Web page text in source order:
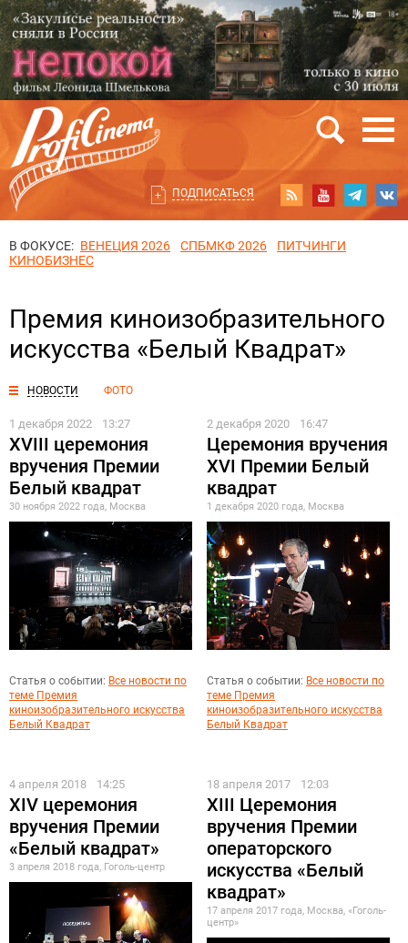
ПОДПИСАТЬСЯ
В ФОКУСЕ: ВЕНЕЦИЯ 2026 СПБМКФ 2026
ПИТЧИНГИ
КИНОБИЗНЕС
Премия киноизобразительного
искусства «Белый Квадрат»
НОВОСТИ ФОТО
1 декабря 2022 13:27
XVIII церемония
вручения Премии
Белый квадрат
30 ноября 2022 года, Москва
Статья о событии: Все новости по
теме Премия
киноизобразительного искусства
Белый Квадрат
2 декабря 2020 16:47
Церемония вручения
XVI Премии Белый
квадрат
1 декабря 2020 года, Москва
Статья о событии: Все новости по
теме Премия
киноизобразительного искусства
Белый Квадрат
4 апреля 2018 14:25
XIV церемония
вручения Премии
«Белый квадрат»
3 апреля 2018 года, Гоголь-центр
18 апреля 2017 12:03
XIII Церемония
вручения Премии
операторского
искусства «Белый
квадрат»
17 апреля 2017 года, Москва, «Гоголь-
центр»